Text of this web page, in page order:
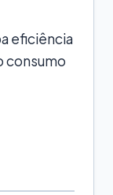
eficiência
consumo